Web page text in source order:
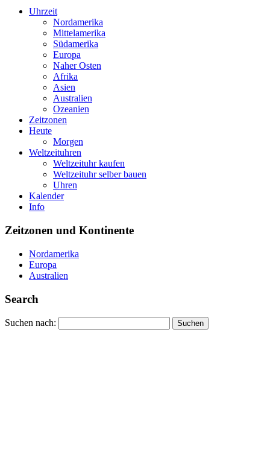
Uhrzeit
Nordamerika
Mittelamerika
Südamerika
Europa
Naher Osten
Afrika
Asien
Australien
Ozeanien
Zeitzonen
Heute
Morgen
Weltzeituhren
Weltzeituhr kaufen
Weltzeituhr selber bauen
Uhren
Kalender
Info
Zeitzonen und Kontinente
Nordamerika
Europa
Australien
Search
Suchen nach: